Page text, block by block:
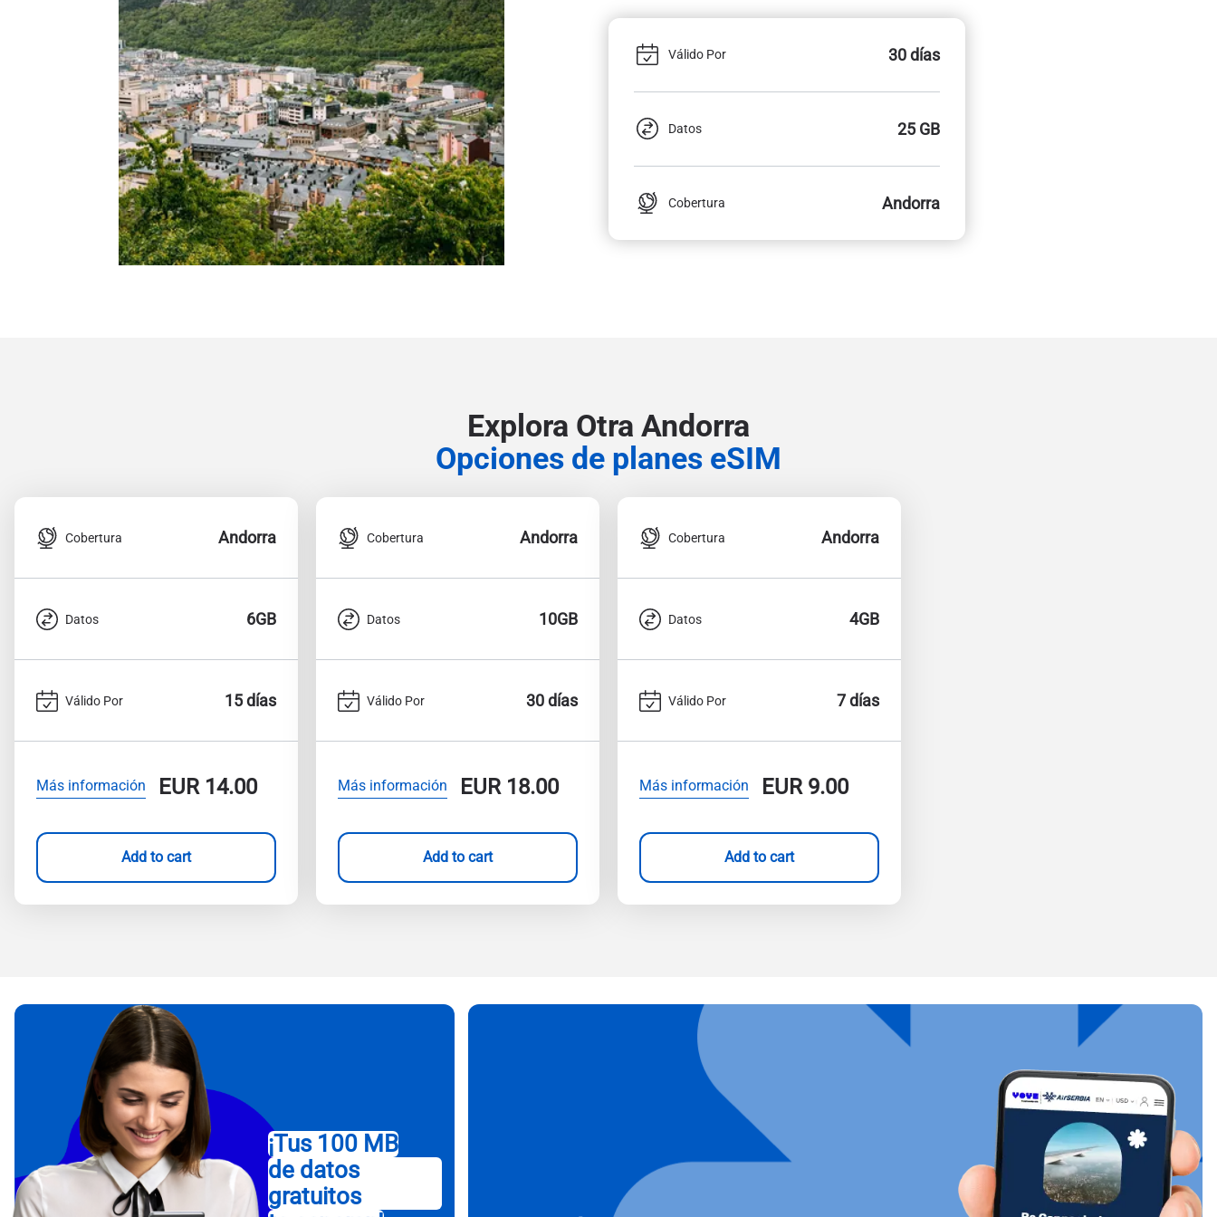
Válido Por 30 días
Datos 25 GB
Cobertura Andorra
Explora Otra Andorra
Opciones de planes eSIM
Cobertura Andorra
Datos 6GB
Válido Por 15 días
Más información EUR14.00
Add to cart
Cobertura Andorra
Datos 10GB
Válido Por 30 días
Más información EUR18.00
Add to cart
Cobertura Andorra
Datos 4GB
Válido Por 7 días
Más información EUR9.00
Add to cart
¡Tus 100 MB
de datos
gratuitos